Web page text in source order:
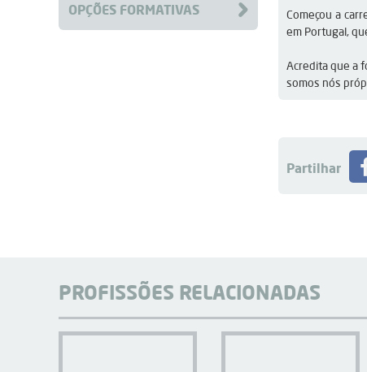
OPÇÕES FORMATIVAS
Começou a
em Portugal,
Acredita que a
somos nós
Partilhar
PROFISSÕES RELACIONADAS